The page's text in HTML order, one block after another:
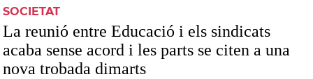
SOCIETAT
La reunió entre Educació i els sindicats
acaba sense acord i les parts se citen a una
nova trobada dimarts